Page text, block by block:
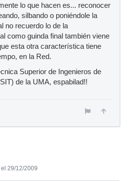
lo que hacen es... reconocer
silbando o poniéndole la
no recuerdo lo de la
como guinda final también viene
esta otra característica tiene
en la Red.
Superior de Ingenieros de
de la UMA, espabilad!!
el 29/12/2009